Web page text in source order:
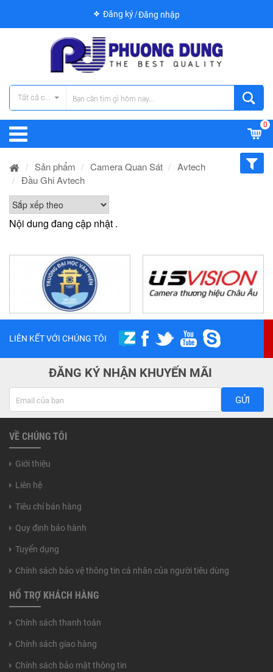
Đăng ký Đăng nhập
Tất cả các danh mục
0
Sản phẩm Camera Quan Sát
Avtech
Đầu Ghi Avtech
Nội dung đang cập nhật .
LIÊN KẾT VỚI CHÚNG TÔI
ĐĂNG KÝ NHẬN KHUYẾN MÃI
GỬI
VỀ CHÚNG TÔI
Giới thiệu
Liên hệ
Tiêu chí bán hàng
Quy định bảo hành
Tuyển dụng
Chính sách bảo vệ thông tin cá nhân của người tiêu dùng
HỔ TRỢ KHÁCH HÀNG
Chính sách thanh toán
Chính sách giao hàng
Chính sách bảo mật thông tin